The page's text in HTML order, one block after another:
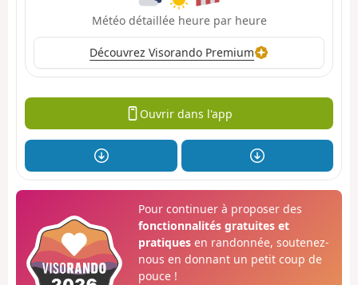
Météo détaillée heure par heure
Découvrez Visorando Premium
Ouvrir dans l'app
Pour continuer à proposer des
fonctionnalités gratuites et
pratiquesen randonnée, soutenez-
nous en donnant un petit coup de
pouce !